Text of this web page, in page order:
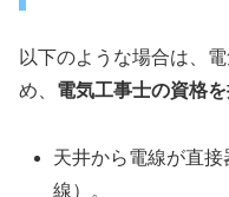
以下のような場合は、
め、 電気工事士の資格
天井から電線が直
線）。